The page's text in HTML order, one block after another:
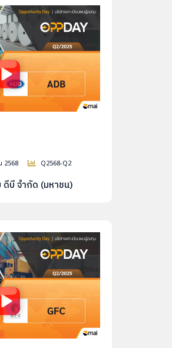
2568 Q2568-Q2
บี จำกัด (มหาชน)